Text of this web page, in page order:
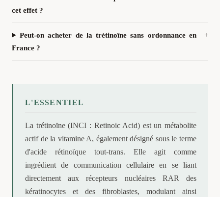
cet effet ?
Peut-on acheter de la trétinoïne sans ordonnance en
France ?
L'ESSENTIEL
La trétinoïne (INCI : Retinoic Acid) est un métabolite
actif de la vitamine A, également désigné sous le terme
d'acide rétinoïque tout-trans. Elle agit comme
ingrédient de communication cellulaire en se liant
directement aux récepteurs nucléaires RAR des
kératinocytes et des fibroblastes, modulant ainsi